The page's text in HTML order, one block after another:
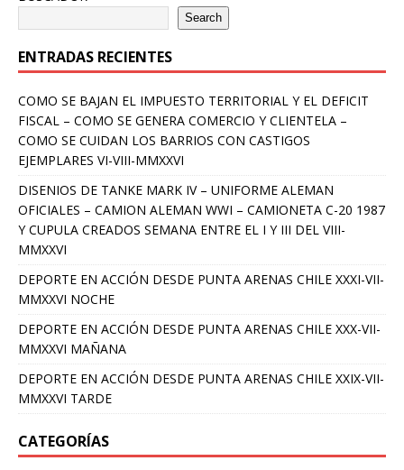
Search
ENTRADAS RECIENTES
COMO SE BAJAN EL IMPUESTO TERRITORIAL Y EL DEFICIT
FISCAL – COMO SE GENERA COMERCIO Y CLIENTELA –
COMO SE CUIDAN LOS BARRIOS CON CASTIGOS
EJEMPLARES VI-VIII-MMXXVI
DISENIOS DE TANKE MARK IV – UNIFORME ALEMAN
OFICIALES – CAMION ALEMAN WWI – CAMIONETA C-20 1987
Y CUPULA CREADOS SEMANA ENTRE EL I Y III DEL VIII-
MMXXVI
DEPORTE EN ACCIÓN DESDE PUNTA ARENAS CHILE XXXI-VII-
MMXXVI NOCHE
DEPORTE EN ACCIÓN DESDE PUNTA ARENAS CHILE XXX-VII-
MMXXVI MAÑANA
DEPORTE EN ACCIÓN DESDE PUNTA ARENAS CHILE XXIX-VII-
MMXXVI TARDE
CATEGORÍAS